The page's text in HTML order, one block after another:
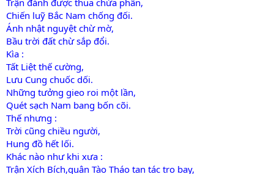
Chiến luỹ Bắc Nam chống đối.
Ánh nhật nguyệt chừ mờ,
Bầu trời đất chừ sắp đổi.
Kìa :
Tất Liệt thế cường,
Lưu Cung chuốc dối.
Những tưởng gieo roi một lần,
Quét sạch Nam bang bốn cõi.
Thế nhưng :
Trời cũng chiều người,
Hung đồ hết lối.
Khác nào như khi xưa :
Trận Xích Bích,quân Tào Tháo tan tác tro bay,